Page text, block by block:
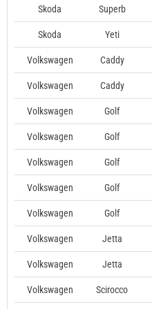
Skoda Superb
Skoda Yeti
Volkswagen Caddy
Volkswagen Caddy
Volkswagen Golf
Volkswagen Golf
Volkswagen Golf
Volkswagen Golf
Volkswagen Golf
Volkswagen Jetta
Volkswagen Jetta
Volkswagen Scirocco